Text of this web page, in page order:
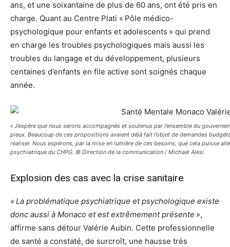
ans, et une soixantaine de plus de 60 ans, ont été pris en
charge. Quant au Centre Plati « Pôle médico-
psychologique pour enfants et adolescents » qui prend
en charge les troubles psychologiques mais aussi les
troubles du langage et du développement, plusieurs
centaines d’enfants en file active sont soignés chaque
année.
« J’espère que nous serons accompagnés et soutenus par l’ensemble du
pieux. Beaucoup de ces propositions avaient déjà fait l’objet de demandes
réaliser. Nous espérons, par la mise en lumière de ces besoins, que cela puisse
psychiatrique du CHPG. © Direction de la communication / Michael Alesi
Explosion des cas avec la crise sanitaire
« La problématique psychiatrique et psychologique existe
donc aussi à Monaco et est extrêmement présente »,
affirme sans détour Valérie Aubin. Cette professionnelle
de santé a constaté, de surcroît, une hausse très